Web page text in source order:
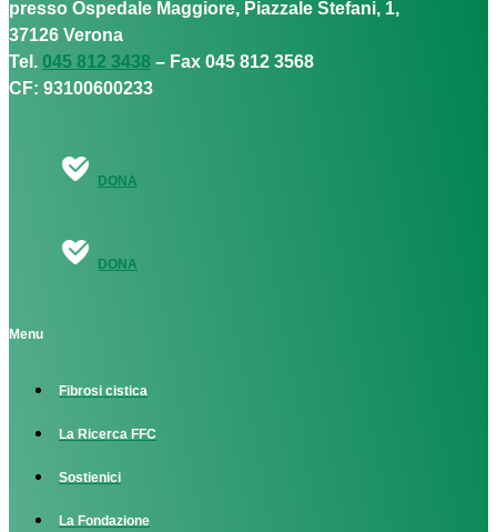
presso Ospedale Maggiore, Piazzale Stefani, 1,
37126 Verona
Tel. 045 812 3438 – Fax 045 812 3568
CF: 93100600233
DONA
DONA
Menu
Fibrosi cistica
La Ricerca FFC
Sostienici
La Fondazione